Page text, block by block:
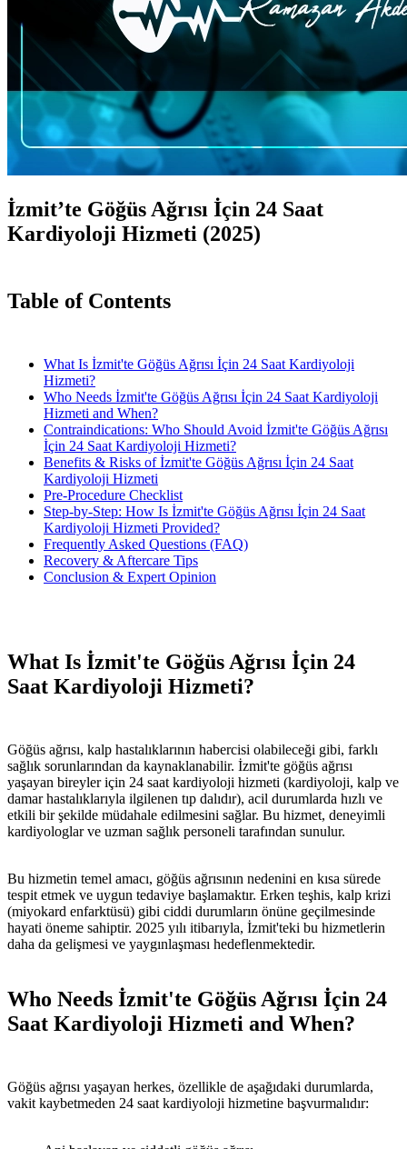
İzmit’te Göğüs Ağrısı İçin 24 Saat
Kardiyoloji Hizmeti (2025)
Table of Contents
What Is İzmit'te Göğüs Ağrısı İçin 24 Saat Kardiyoloji
Hizmeti?
Who Needs İzmit'te Göğüs Ağrısı İçin 24 Saat Kardiyoloji
Hizmeti and When?
Contraindications: Who Should Avoid İzmit'te Göğüs Ağrısı
İçin 24 Saat Kardiyoloji Hizmeti?
Benefits & Risks of İzmit'te Göğüs Ağrısı İçin 24 Saat
Kardiyoloji Hizmeti
Pre-Procedure Checklist
Step-by-Step: How Is İzmit'te Göğüs Ağrısı İçin 24 Saat
Kardiyoloji Hizmeti Provided?
Frequently Asked Questions (FAQ)
Recovery & Aftercare Tips
Conclusion & Expert Opinion
What Is İzmit'te Göğüs Ağrısı İçin 24
Saat Kardiyoloji Hizmeti?
Göğüs ağrısı, kalp hastalıklarının habercisi olabileceği gibi, farklı
sağlık sorunlarından da kaynaklanabilir. İzmit'te göğüs ağrısı
yaşayan bireyler için 24 saat kardiyoloji hizmeti (kardiyoloji, kalp ve
damar hastalıklarıyla ilgilenen tıp dalıdır), acil durumlarda hızlı ve
etkili bir şekilde müdahale edilmesini sağlar. Bu hizmet, deneyimli
kardiyologlar ve uzman sağlık personeli tarafından sunulur.
Bu hizmetin temel amacı, göğüs ağrısının nedenini en kısa sürede
tespit etmek ve uygun tedaviye başlamaktır. Erken teşhis, kalp krizi
(miyokard enfarktüsü) gibi ciddi durumların önüne geçilmesinde
hayati öneme sahiptir. 2025 yılı itibarıyla, İzmit'teki bu hizmetlerin
daha da gelişmesi ve yaygınlaşması hedeflenmektedir.
Who Needs İzmit'te Göğüs Ağrısı İçin 24
Saat Kardiyoloji Hizmeti and When?
Göğüs ağrısı yaşayan herkes, özellikle de aşağıdaki durumlarda,
vakit kaybetmeden 24 saat kardiyoloji hizmetine başvurmalıdır: